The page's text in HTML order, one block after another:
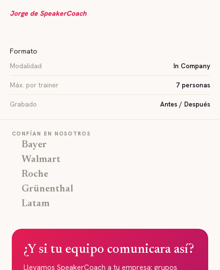
Jorge de SpeakerCoach
Formato
Modalidad
In Company
Máx. por trainer 7 personas
Grabado Antes / Después
CONFÍAN EN NOSOTROS
Bayer
Walmart
Roche
Grünenthal
Latam
¿Y si tu equipo comunicara así?
Llevamos SpeakerCoach a tu empresa: grupos